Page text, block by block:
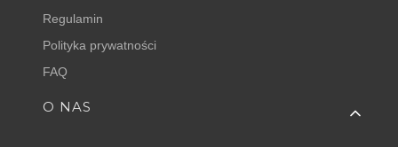
Regulamin
Polityka prywatności
FAQ
O NAS